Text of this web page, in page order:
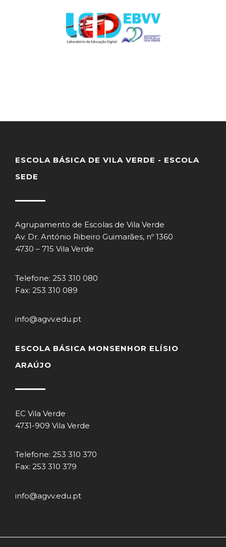
ESCOLA BÁSICA DE VILA VERDE - ESCOLA
SEDE
Agrupamento de Escolas de Vila Verde
Av. Dr. António Ribeiro Guimarães, nº 1360
4730 – 715 Vila Verde
Telefone: 253 310 080
Fax: 253 310 089
info@agvv.edu.pt
ESCOLA BÁSICA MONSENHOR ELÍSIO
ARAÚJO
EC Vila Verde
4731-909 Vila Verde
Telefone: 253 310 370
Fax: 253 310 379
info@agvv.edu.pt